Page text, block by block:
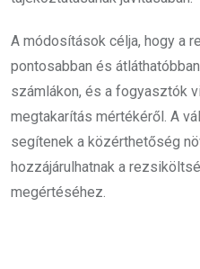
A módosítások célja, hogy a
pontosabban és
számlákon, és a fogyasztók
megtakarítás mértékéről. A
segítenek a közérthetőség
hozzájárulhatnak a
megértéséhez.